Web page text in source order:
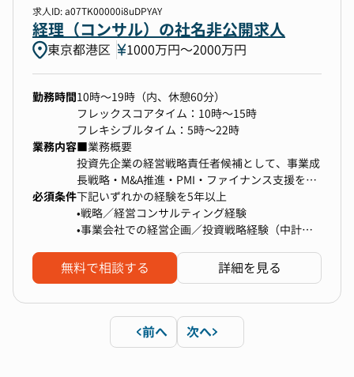
ができます。また、中途社員比率が高く、中途社
員の役職者も多く在籍しています。新卒・中途社
員関係なく、キャリア成長・チャレンジの機会を
提供いたします。
◎非上場ならでは！管理会計が重視される環境
総合エンターテインメント・WEBサービス企業は
非上場であり、制度会計（会計基準、開示、監
査）よりも管理会計が重視されます。事業の経営
判断に関わる有用な情報を提供するための基盤と
なり、事業発展に貢献するための業務に注力でき
る環境です。
【ポジションの魅力】
・定常的な経理業務だけでなく日々新しい取り組
みが行われる環境にあるので、常に新しいことに
・コーポレートチームは経理以外も含め経験豊富
なメンバーや弁護士、会計士などの専門家も多数
在籍しており、様々な知見を得ながら業務にあた
ることができます。
・上場前後のスケールアップ企業の経理業務を経
験することができます。
ー税務申告業務の取りまとめ
※選考を通じて、どの分野からスタートするか、
将来的にどのような業務をお任せするかなど、丁
寧にすり合わせを行いますので、安心してご応募
ください。
（変更の範囲） 会社の定める業務
【本ポジションの魅力】
・成長支援と働き方
経理チームでは毎朝の打ち合わせを通じて情報共
有を行っており、OJTを含めて分からないことを
すぐに相談できる環境が整っています。
テーションも検討しており、中長期的に幅広い業
務にチャレンジできる機会があります。
月次決算を行った経験をお持ちの方
・キャッシュ・フロー計算書の作成経験
資金繰り表ではなく、精算表を用いた間接法によ
るキャッシュ・フロー計算書の作成経験をお持ち
の方
※これまでのご経験を活かしながら、開示資料作
成や税効果会計など、より高度な業務にもチャレ
ンジできる環境です。
求人ID: a07TK00000i8uDPYAY
経理（コンサル）の社名非公開求人
東京都港区 1000万円〜2000万円
勤務時間10時～19時（内、休憩60分）
フレックスコアタイム：10時～15時
フレキシブルタイム：5時～22時
業務内容■業務概要
投資先企業の経営戦略責任者候補として、事業成
長戦略・M&A推進・PMI・ファイナンス支援を主
導いただきます。グループ本体ではなく、投資先
の経営課題に深く入り込み、自社投資の成果最大
化を担うポジションです。
■職務詳細
策定および実行支援
•投資先におけるM&A推進（ターゲット選定、条
件交渉、クロージング、PMI）
必須条件下記いずれかの経験を5年以上
•戦略／経営コンサルティング経験
•事業会社での経営企画／投資戦略経験（中計策
•VC／PEファンドでの投資実務経験（投資実行、
PMI、バリューアップ）
加えて以下を満たす方
•財務・会計・企業分析に基づく戦略提案スキル
•経営層とのレポーティング・折衝経験
無料で相談する 詳細を見る
前へ 次へ